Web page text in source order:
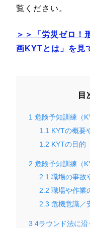
覧ください。
＞＞「労災ゼロ！
画KYTとは」を見
目
1 危険予知訓練（
1.1 KYTの概要
1.2 KYTの目的
2 危険予知訓練（
2.1 職場の事故
2.2 職場や作業
2.3 危機意識／
3 4ラウンド法に